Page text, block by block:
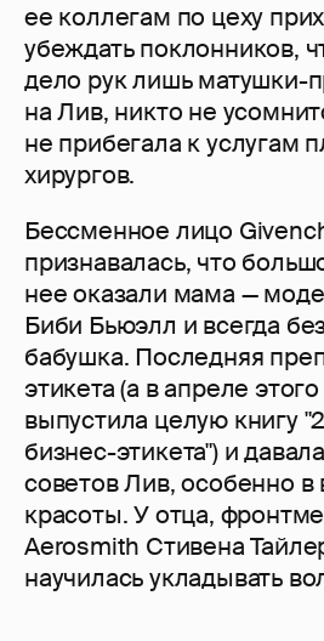
ее коллегам по цеху
убеждать поклонников,
дело рук лишь матушки-
на Лив, никто не
не прибегала к услугам
хирургов.
Бессменное лицо
признавалась, что
нее оказали мама —
Биби Бьюэлл и всегда
бабушка. Последняя
этикета (а в апреле
выпустила целую книгу
бизнес-этикета") и
советов Лив, особенно в
красоты. У отца,
Aerosmith Стивена
научилась укладывать